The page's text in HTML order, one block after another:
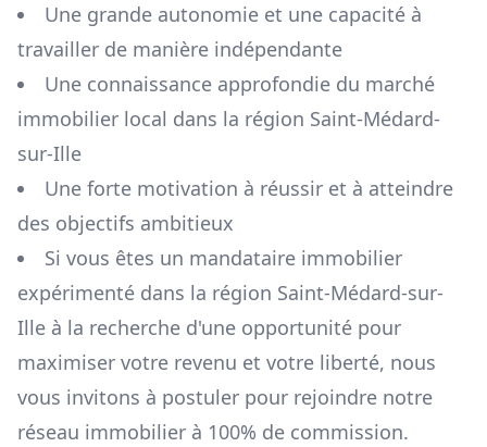
Une grande autonomie et une capacité à
travailler de manière indépendante
Une connaissance approfondie du marché
immobilier local dans la région Saint-Médard-
sur-Ille
Une forte motivation à réussir et à atteindre
des objectifs ambitieux
Si vous êtes un mandataire immobilier
expérimenté dans la région Saint-Médard-sur-
Ille à la recherche d'une opportunité pour
maximiser votre revenu et votre liberté, nous
vous invitons à postuler pour rejoindre notre
réseau immobilier à 100% de commission.